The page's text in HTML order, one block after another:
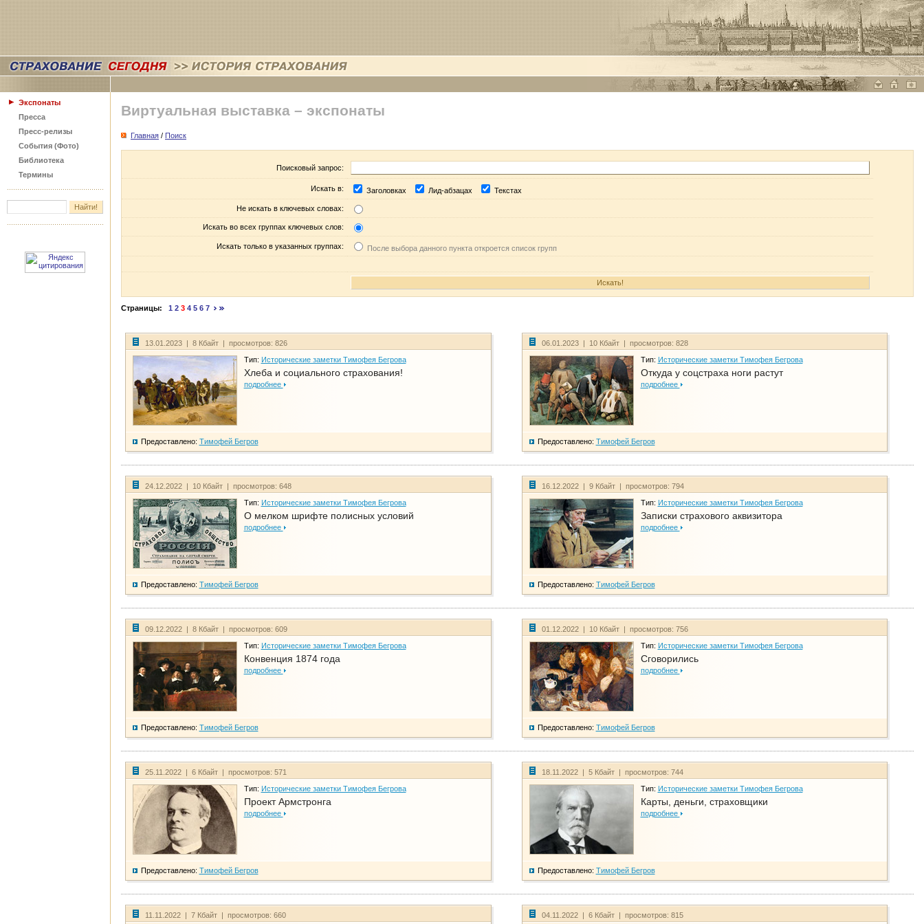
Экспонаты
Пресса
Пресс-релизы
События (Фото)
Библиотека
Термины
Виртуальная выставка – экспонаты
Главная / Поиск
Поисковый запрос:
Искать в: Заголовках Лид-абзацах Текстах
Не искать в ключевых словах:
Искать во всех группах ключевых слов:
Искать только в указанных группах: После выбора данного пункта откроется список групп
Страницы: 1 2 3 4 5 6 7
13.01.2023 | 8 Кбайт | просмотров: 826
Тип: Исторические заметки Тимофея Бегрова
Хлеба и социального страхования!
подробнее
Предоставлено: Тимофей Бегров
06.01.2023 | 10 Кбайт | просмотров: 828
Тип: Исторические заметки Тимофея Бегрова
Откуда у соцстраха ноги растут
подробнее
Предоставлено: Тимофей Бегров
24.12.2022 | 10 Кбайт | просмотров: 648
Тип: Исторические заметки Тимофея Бегрова
О мелком шрифте полисных условий
подробнее
Предоставлено: Тимофей Бегров
16.12.2022 | 9 Кбайт | просмотров: 794
Тип: Исторические заметки Тимофея Бегрова
Записки страхового аквизитора
подробнее
Предоставлено: Тимофей Бегров
09.12.2022 | 8 Кбайт | просмотров: 609
Тип: Исторические заметки Тимофея Бегрова
Конвенция 1874 года
подробнее
Предоставлено: Тимофей Бегров
01.12.2022 | 10 Кбайт | просмотров: 756
Тип: Исторические заметки Тимофея Бегрова
Сговорились
подробнее
Предоставлено: Тимофей Бегров
25.11.2022 | 6 Кбайт | просмотров: 571
Тип: Исторические заметки Тимофея Бегрова
Проект Армстронга
подробнее
Предоставлено: Тимофей Бегров
18.11.2022 | 5 Кбайт | просмотров: 744
Тип: Исторические заметки Тимофея Бегрова
Карты, деньги, страховщики
подробнее
Предоставлено: Тимофей Бегров
11.11.2022 | 7 Кбайт | просмотров: 660 04.11.2022 | 6 Кбайт | просмотров: 815